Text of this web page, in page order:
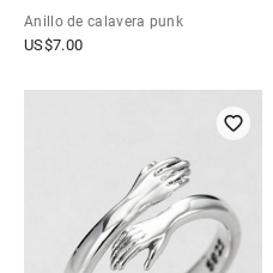
Anillo de calavera punk
US$7.00